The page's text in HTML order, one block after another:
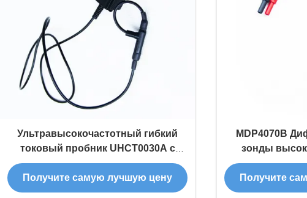
Ультравысокочастотный гибкий
токовый пробник UHCT0030A с
высокой чувствительностью 200
мВ/А, полосой пропускания 50 МГц
и ультратонким кольцом пробника
Получите самую лучшую цену
MDP4070B
зонды
диапазон
способности
Получите